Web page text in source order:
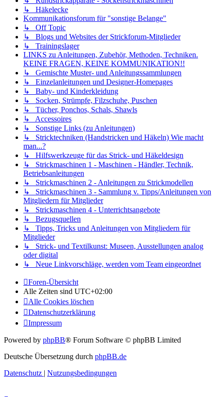
↳ Häkelecke
Kommunikationsforum für "sonstige Belange"
↳ Off Topic
↳ Blogs und Websites der Strickforum-Mitglieder
↳ Trainingslager
LINKS zu Anleitungen, Zubehör, Methoden, Techniken.
KEINE FRAGEN, KEINE KOMMUNIKATION!!
↳ Gemischte Muster- und Anleitungssammlungen
↳ Einzelanleitungen und Designer-Homepages
↳ Baby- und Kinderkleidung
↳ Socken, Strümpfe, Filzschuhe, Puschen
↳ Tücher, Ponchos, Schals, Shawls
↳ Accessoires
↳ Sonstige Links (zu Anleitungen)
↳ Stricktechniken (Handstricken und Häkeln) Wie macht
man...?
↳ Hilfswerkzeuge für das Strick- und Häkeldesign
↳ Strickmaschinen 1 - Maschinen - Händler, Technik,
Betriebsanleitungen
↳ Strickmaschinen 2 - Anleitungen zu Strickmodellen
↳ Strickmaschinen 3 - Sammlung v. Tipps/Anleitungen von
Mitgliedern für Mitglieder
↳ Strickmaschinen 4 - Unterrichtsangebote
↳ Bezugsquellen
↳ Tipps, Tricks und Anleitungen von Mitgliedern für
Mitglieder
↳ Strick- und Textilkunst: Museen, Ausstellungen analog
oder digital
↳ Neue Linkvorschläge, werden vom Team eingeordnet
Foren-Übersicht
Alle Zeiten sind UTC+02:00
Alle Cookies löschen
Datenschutzerklärung
Impressum
Powered by phpBB® Forum Software © phpBB Limited
Deutsche Übersetzung durch phpBB.de
Datenschutz
Nutzungsbedingungen